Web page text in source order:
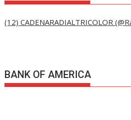
(12) CADENARADIALTRICOLOR
BANK OF AMERICA